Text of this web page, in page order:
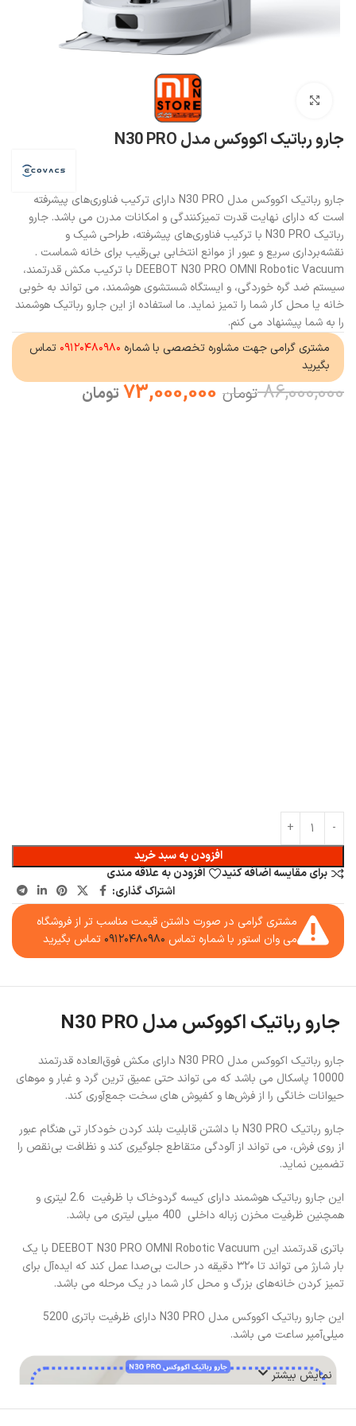
جارو رباتیک اکووکس مدل N30 PRO
جارو رباتیک اکووکس مدل N30 PRO دارای ترکیب فناوری‌های پیشرفته
است که دارای نهایت قدرت تمیزکنندگی و امکانات مدرن می باشد. جارو
رباتیک N30 PRO با ترکیب فناوری‌های پیشرفته، طراحی شیک و
نقشه‌برداری سریع و عبور از موانع انتخابی بی‌رقیب برای خانه شماست .
DEEBOT N30 PRO OMNI Robotic Vacuum با ترکیب مکش قدرتمند،
سیستم ضد گره خوردگی، و ایستگاه شستشوی هوشمند، می تواند به خوبی
خانه یا محل کار شما را تمیز نماید. ما استفاده از این جارو رباتیک هوشمند
را به شما پیشنهاد می کنم.
مشتری گرامی جهت مشاوره تخصصی با شماره ۰۹۱۲۰۴۸۰۹۸۰ تماس
بگیرید
86,000,000 تومان 73,000,000 تومان
افزودن به سبد خرید
برای مقایسه اضافه کنید
افزودن به علاقه مندی
اشتراک گذاری:
مشتری گرامی در صورت داشتن قیمت مناسب تر از فروشگاه
می وان استور با شماره تماس ۰۹۱۲۰۴۸۰۹۸۰ تماس بگیرید
جارو رباتیک اکووکس مدل N30 PRO
جارو رباتیک اکووکس مدل N30 PRO دارای مکش فوق‌العاده قدرتمند
10000 پاسکال می باشد که می تواند حتی عمیق‌ ترین گرد و غبار و موهای
حیوانات خانگی را از فرش‌ها و کفپوش‌ های سخت جمع‌آوری کند.
جارو رباتیک N30 PRO با داشتن قابلیت بلند کردن خودکار تی هنگام عبور
از روی فرش، می تواند از آلودگی متقاطع جلوگیری کند و نظافت بی‌نقص را
تضمین نماید.
این جارو رباتیک هوشمند دارای کیسه گردوخاک با ظرفیت 2.6 لیتری و
همچنین ظرفیت مخزن زباله داخلی 400 میلی لیتری می باشد.
باتری قدرتمند این DEEBOT N30 PRO OMNI Robotic Vacuum با یک
بار شارژ می تواند تا ۳۲۰ دقیقه در حالت بی‌صدا عمل کند که ایده‌آل برای
تمیز کردن خانه‌های بزرگ و محل کار شما در یک مرحله می باشد.
این جارو رباتیک اکووکس مدل N30 PRO دارای ظرفیت باتری 5200
میلی‌آمپر ساعت می باشد.
نمایش بیشتر